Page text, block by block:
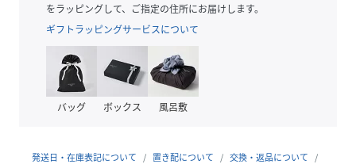
性別タイプ メンズ
-
綿100%、, リブ部分：
サイズ S-、M-、L-、XL-
をラッピングして、ご指定の住所にお届けします。
ギフトラッピングサービスについて
バッグ ボックス 風呂敷
発送日・在庫表記について 置き配について
交換・返品について